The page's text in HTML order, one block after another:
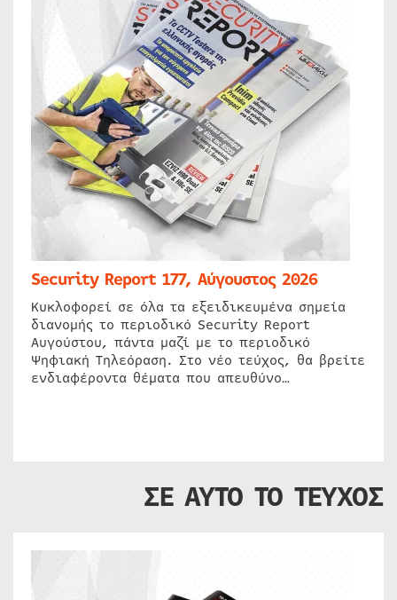
Security Report 177, Αύγουστος 2026
Κυκλοφορεί σε όλα τα εξειδικευμένα σημεία
διανομής το περιοδικό Security Report
Αυγούστου, πάντα μαζί με το περιοδικό
Ψηφιακή Τηλεόραση. Στο νέο τεύχος, θα βρείτε
ενδιαφέροντα θέματα που απευθύνο…
ΣΕ ΑΥΤΟ ΤΟ ΤΕΥΧΟΣ